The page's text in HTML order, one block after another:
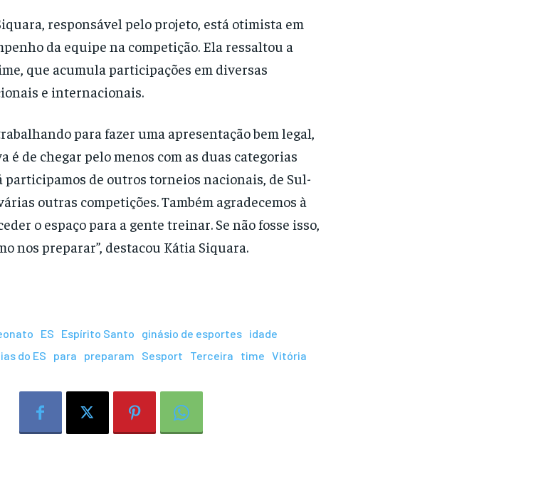
responsável pelo projeto, está otimista em
da equipe na competição. Ela ressaltou a
que acumula participações em diversas
e internacionais.
para fazer uma apresentação bem legal,
é de chegar pelo menos com as duas categorias
participamos de outros torneios nacionais, de Sul-
outras competições. Também agradecemos à
o espaço para a gente treinar. Se não fosse isso,
nos preparar”, destacou Kátia Siquara.
ES Espírito Santo ginásio de esportes idade
do ES para preparam Sesport Terceira time Vitória